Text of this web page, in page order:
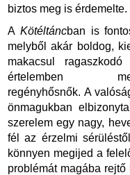
biztos meg is érdemelte.
A Kötéltáncban is
melyből akár boldog,
makacsul
értelemben
regényhősnők. A
önmagukban
szerelem egy nagy,
fél az érzelmi
könnyen megijed a
problémát magába